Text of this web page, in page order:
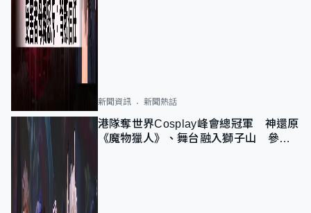
新聞資訊 新聞熱話
港隊奪世界Cosplay峰會總冠軍 神還原
《魔物獵人》、舞台融入獅子山 參賽